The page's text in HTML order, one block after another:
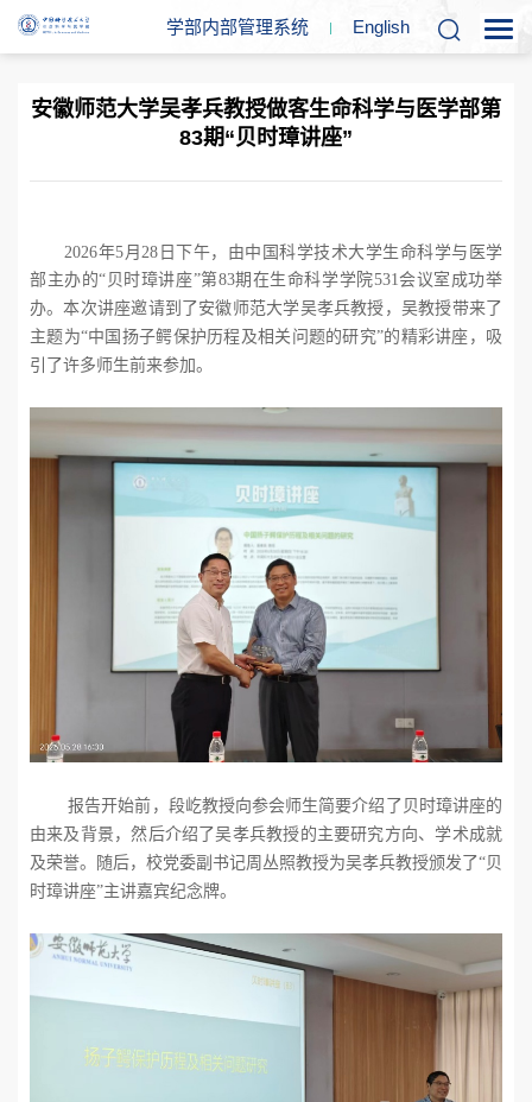
学部内部管理系统 English
安徽师范大学吴孝兵教授做客生命科学与医学部第
83期“贝时璋讲座”
2026年5月28 日下午，由中国科学技术大学生命科学与医学
部主办的“贝时璋讲座”第83期在生命科学学院531会议室成功举
办。本次讲座邀请到了安徽师范大学吴孝兵教授，吴教授带来了
主题为“中国扬子鳄保护历程及相关问题的研究”的精彩讲座，吸
引了许多师生前来参加。
报告开始前，段屹教授向参会师生简要介绍了贝时璋讲座的
由来及背景，然后介绍了吴孝兵教授的主要研究方向、学术成就
及荣誉。随后，校党委副书记周丛照教授为吴孝兵教授颁发了“贝
时璋讲座”主讲嘉宾纪念牌。